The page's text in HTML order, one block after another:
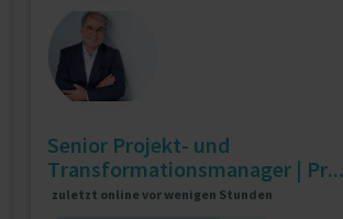
Senior Projekt- und
Transformationsmanager | Pr...
zuletzt online vor wenigen Stunden